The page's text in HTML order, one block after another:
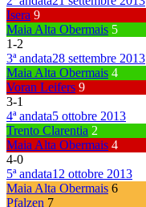
Isera 9
Maia Alta Obermais 5
1-2
3ª andata28 settembre 2013
Maia Alta Obermais 4
Voran Leifers 9
3-1
4ª andata5 ottobre 2013
Trento Clarentia 2
Maia Alta Obermais 4
4-0
5ª andata12 ottobre 2013
Maia Alta Obermais 6
Pfalzen 7